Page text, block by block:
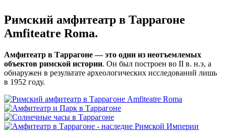
Римский амфитеатр в Таррагоне
Amfiteatre Roma.
Амфитеатр в Таррагоне — это один из неотъемлемых
объектов римской истории. Он был построен во II в. н.э, а
обнаружен в результате археологических исследований лишь
в 1952 году.